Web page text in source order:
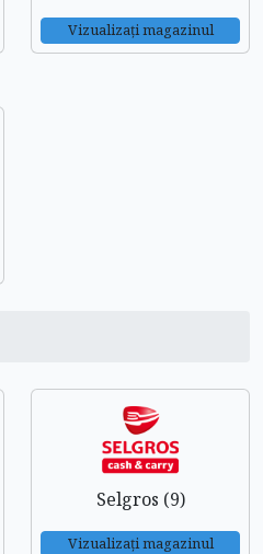
Vizualizați magazinul
Selgros (9)
Vizualizați magazinul